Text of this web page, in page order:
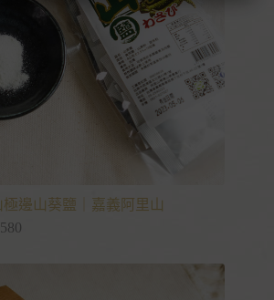
極邊山葵鹽｜嘉義阿里山
580